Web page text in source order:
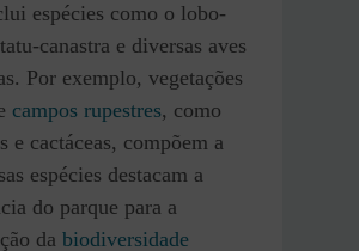
espécies como o lobo-
canastra e diversas aves
Por exemplo, vegetações
campos rupestres, como
e cactáceas, compõem a
espécies destacam a
do parque para a
da biodiversidade